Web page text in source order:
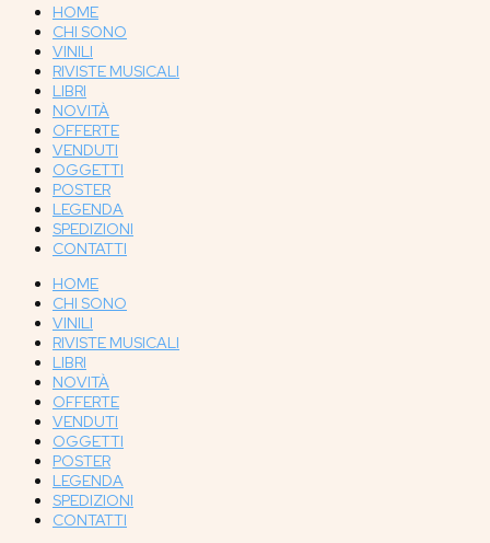
HOME
CHI SONO
VINILI
RIVISTE MUSICALI
LIBRI
NOVITÀ
OFFERTE
VENDUTI
OGGETTI
POSTER
LEGENDA
SPEDIZIONI
CONTATTI
HOME
CHI SONO
VINILI
RIVISTE MUSICALI
LIBRI
NOVITÀ
OFFERTE
VENDUTI
OGGETTI
POSTER
LEGENDA
SPEDIZIONI
CONTATTI